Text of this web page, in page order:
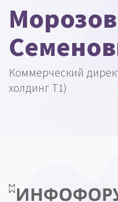
Коммерческий
холдинг Т1)